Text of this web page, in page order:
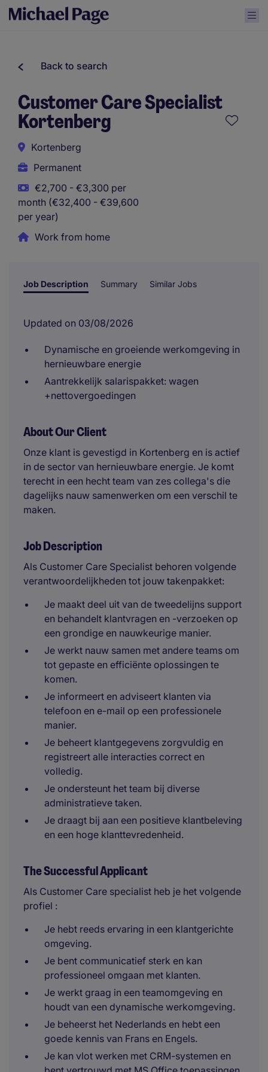
Back to search
Customer Care Specialist
Kortenberg
Kortenberg
Permanent
€2,700 - €3,300 per
month (€32,400 - €39,600
per year)
Work from home
Job Description Summary Similar Jobs
Updated on 03/08/2026
Dynamische en groeiende werkomgeving in
hernieuwbare energie
Aantrekkelijk salarispakket: wagen
+nettovergoedingen
About Our Client
Onze klant is gevestigd in Kortenberg en is actief
in de sector van hernieuwbare energie. Je komt
terecht in een hecht team van zes collega's die
dagelijks nauw samenwerken om een verschil te
maken.
Job Description
Als Customer Care Specialist behoren volgende
verantwoordelijkheden tot jouw takenpakket:
Je maakt deel uit van de tweedelijns support
en behandelt klantvragen en -verzoeken op
een grondige en nauwkeurige manier.
Je werkt nauw samen met andere teams om
tot gepaste en efficiënte oplossingen te
komen.
Je informeert en adviseert klanten via
telefoon en e-mail op een professionele
manier.
Je beheert klantgegevens zorgvuldig en
registreert alle interacties correct en
volledig.
Je ondersteunt het team bij diverse
administratieve taken.
Je draagt bij aan een positieve klantbeleving
en een hoge klanttevredenheid.
The Successful Applicant
Als Customer Care specialist heb je het volgende
profiel :
Je hebt reeds ervaring in een klantgerichte
omgeving.
Je bent communicatief sterk en kan
professioneel omgaan met klanten.
Je werkt graag in een teamomgeving en
houdt van een dynamische werkomgeving.
Je beheerst het Nederlands en hebt een
goede kennis van Frans en Engels.
Je kan vlot werken met CRM-systemen en